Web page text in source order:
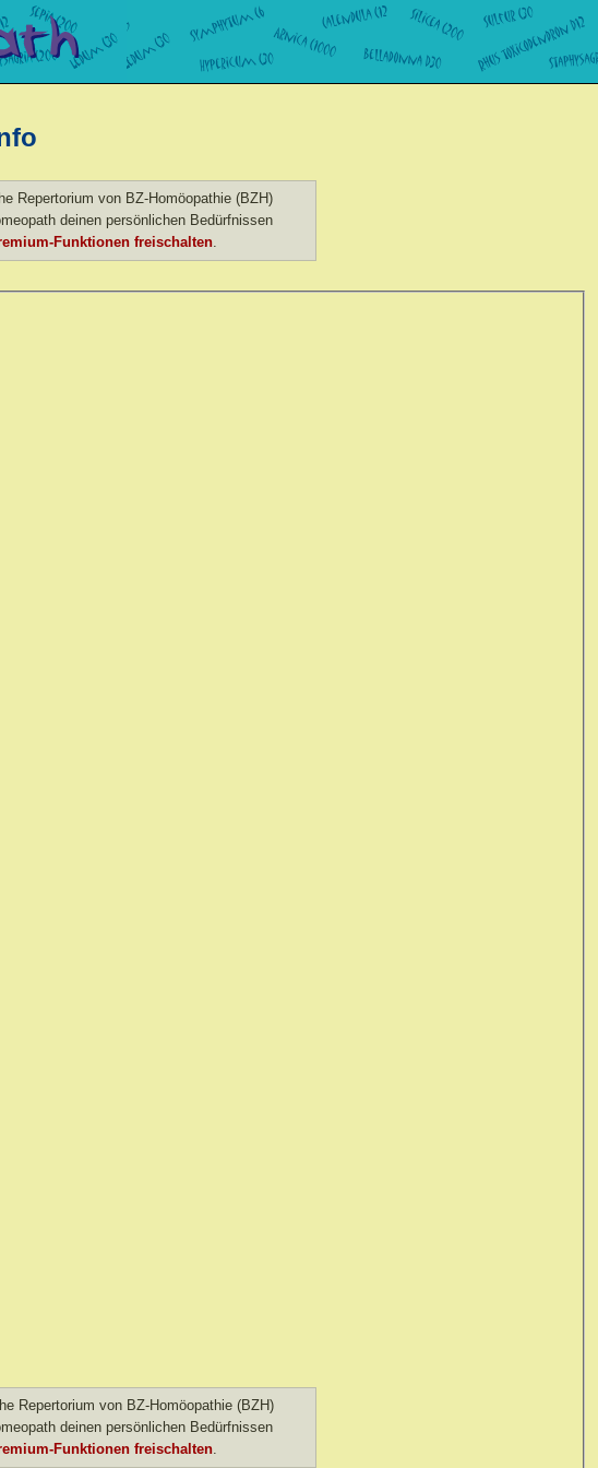
Repertorium von BZ-Homöopathie (BZH)
deinen persönlichen Bedürfnissen
Funktionen freischalten
Repertorium von BZ-Homöopathie (BZH)
deinen persönlichen Bedürfnissen
Funktionen freischalten